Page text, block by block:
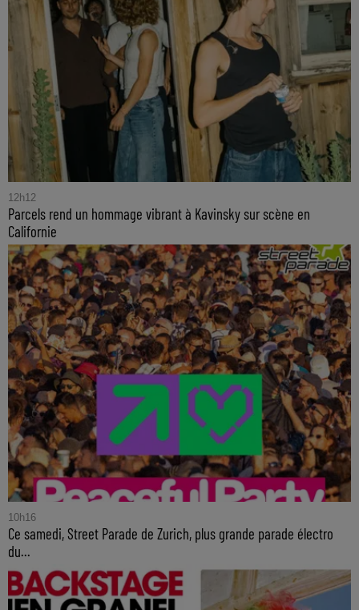
12h12
Parcels rend un hommage vibrant à Kavinsky sur scène en
Californie
10h16
Ce samedi, Street Parade de Zurich, plus grande parade électro
du...